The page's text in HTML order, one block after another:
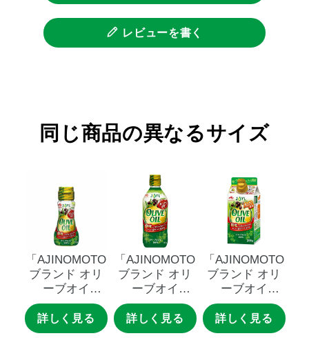
レビューを書く
同じ商品の異なるサイズ
「AJINOMOTO
ブランド オリ
ーブオイ
ル」７０ｇ瓶
詳しく見る
「AJINOMOTO
ブランド オリ
ーブオイ
ル」４００ｇ
瓶
詳しく見る
「AJINOMOTO
ブランド オリ
ーブオイ
ル」３００ｇ
スマートグリー
ンパック
詳しく見る